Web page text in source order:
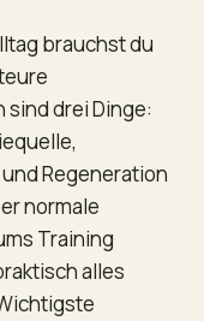
drei Dinge:
Regeneration
normale
Training
alles